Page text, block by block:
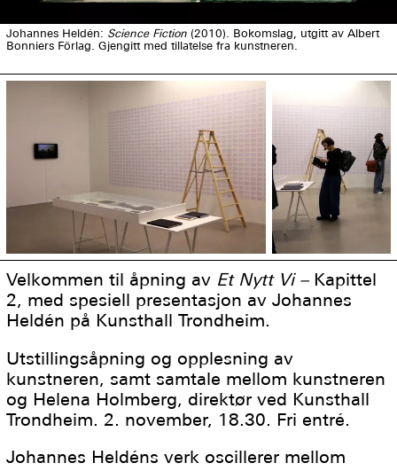
Johannes Heldén: Science Fiction (2010). Bokomslag, utgitt av Albert
Bonniers Förlag. Gjengitt med tillatelse fra kunstneren.
Velkommen til åpning av Et Nytt Vi – Kapittel
2, med spesiell presentasjon av Johannes
Heldén på Kunsthall Trondheim.
Utstillingsåpning og opplesning av
kunstneren, samt samtale mellom kunstneren
og Helena Holmberg, direktør ved Kunsthall
Trondheim. 2. november, 18.30. Fri entré.
Johannes Heldéns verk oscillerer mellom